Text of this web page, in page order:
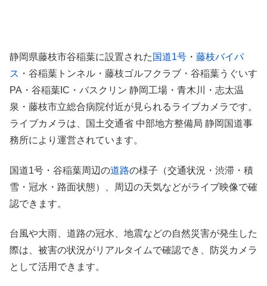
静岡県藤枝市谷稲葉に設置された 国道1号 ・ 藤枝バイパ
ス ・谷稲葉トンネル・藤枝ゴルフクラブ・谷稲葉うぐいす
PA・谷稲葉IC・バスクリン 静岡工場・青木川・志太温
泉・藤枝市立総合病院付近が見られるライブカメラです。
ライブカメラは、国土交通省 中部地方整備局 静岡国道事
務所により運営されています。
国道1号・谷稲葉周辺の道路の様子（交通状況・渋滞・積
雪・冠水・路面状態）、周辺の天気などがライブ映像で確
認できます。
台風や大雨、道路の冠水、地震などの自然災害が発生した
際は、被害の状況がリアルタイムで確認でき、防災カメラ
として活用できます。